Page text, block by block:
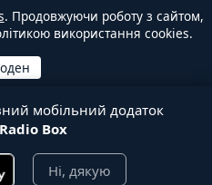
. Продовжуючи роботу з сайтом,
використання cookies.
мобільний додаток
Box
Ні, дякую